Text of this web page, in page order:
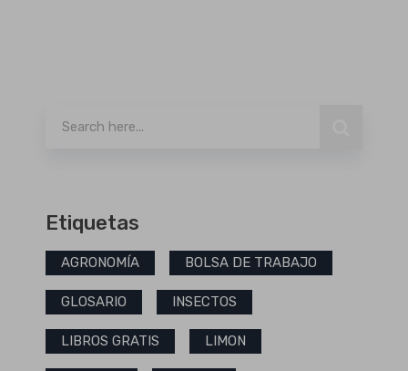
Etiquetas
AGRONOMÍA BOLSA DE TRABAJO
GLOSARIO INSECTOS
LIBROS GRATIS LIMON